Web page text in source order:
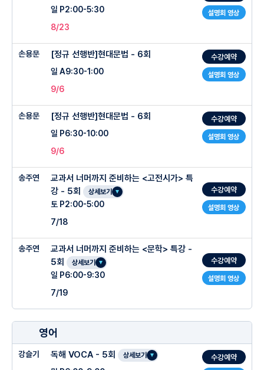
설명회 영상
일 P2:00-5:30
8/23
손용문
설명회 영상
[정규 선행반]현대문법 - 6회
일 A9:30-1:00
9/6
수강예약
손용문
설명회 영상
[정규 선행반]현대문법 - 6회
일 P6:30-10:00
9/6
수강예약
송주연
설명회 영상
교과서 너머까지 준비하는 <고전시가> 특
강 - 5회
상세보기
토 P2:00-5:00
7/18
수강예약
송주연
설명회 영상
교과서 너머까지 준비하는 <문학> 특강 -
5회
상세보기
일 P6:00-9:30
7/19
수강예약
영어
강슬기 독해 VOCA - 5회 상세보기 수강예약